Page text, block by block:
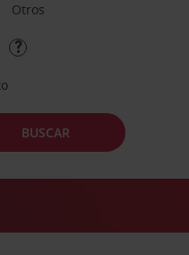
Otros
BUSCAR